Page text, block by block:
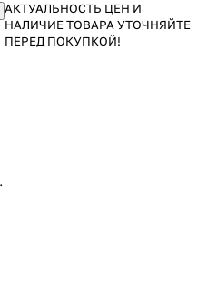
АКТУАЛЬНОСТЬ ЦЕН И
НАЛИЧИЕ ТОВАРА УТОЧНЯЙТЕ
ПЕРЕД ПОКУПКОЙ!